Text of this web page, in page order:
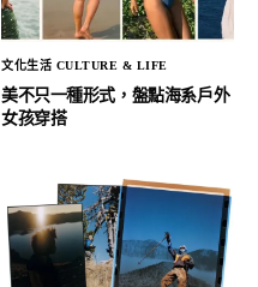
文化生活 CULTURE & LIFE
美不只一種形式，盤點海系戶外
女孩穿搭